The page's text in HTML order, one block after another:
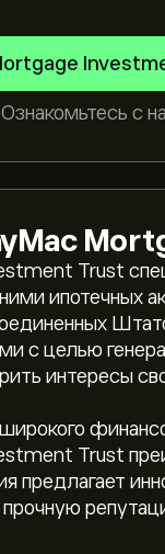
с
Trust
ипотечных
с целью
интересы
Trust
предлагает
прочную